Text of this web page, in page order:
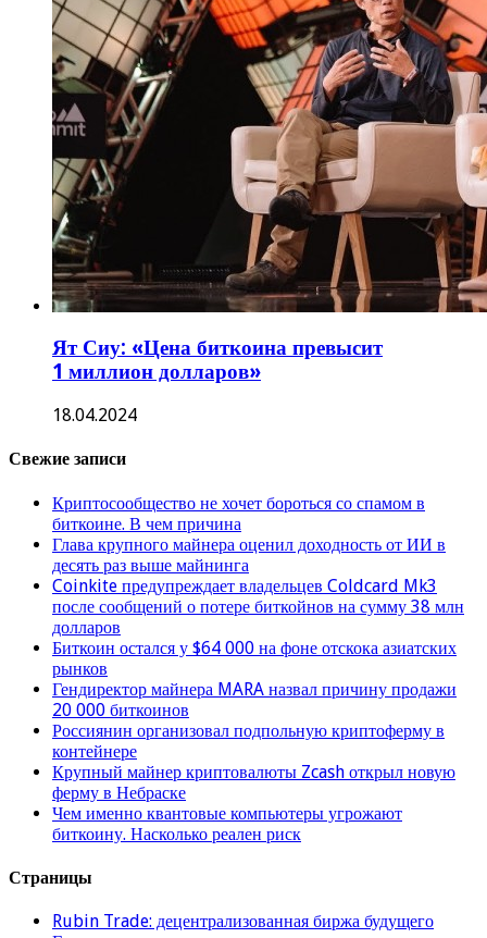
Ят Сиу: «Цена биткоина превысит
1 миллион долларов»
18.04.2024
Свежие записи
Криптосообщество не хочет бороться со спамом в
биткоине. В чем причина
Глава крупного майнера оценил доходность от ИИ в
десять раз выше майнинга
Coinkite предупреждает владельцев Coldcard Mk3
после сообщений о потере биткойнов на сумму 38 млн
долларов
Биткоин остался у $64 000 на фоне отскока азиатских
рынков
Гендиректор майнера MARA назвал причину продажи
20 000 биткоинов
Россиянин организовал подпольную криптоферму в
контейнере
Крупный майнер криптовалюты Zcash открыл новую
ферму в Небраске
Чем именно квантовые компьютеры угрожают
биткоину. Насколько реален риск
Страницы
Rubin Trade: децентрализованная биржа будущего